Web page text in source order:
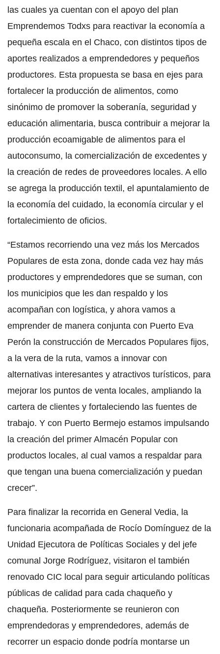
las cuales ya cuentan con el apoyo del plan
Emprendemos Todxs para reactivar la economía a
pequeña escala en el Chaco, con distintos tipos de
aportes realizados a emprendedores y pequeños
productores. Esta propuesta se basa en ejes para
fortalecer la producción de alimentos, como
sinónimo de promover la soberanía, seguridad y
educación alimentaria, busca contribuir a mejorar la
producción ecoamigable de alimentos para el
autoconsumo, la comercialización de excedentes y
la creación de redes de proveedores locales. A ello
se agrega la producción textil, el apuntalamiento de
la economía del cuidado, la economía circular y el
fortalecimiento de oficios.
“Estamos recorriendo una vez más los Mercados
Populares de esta zona, donde cada vez hay más
productores y emprendedores que se suman, con
los municipios que les dan respaldo y los
acompañan con logística, y ahora vamos a
emprender de manera conjunta con Puerto Eva
Perón la construcción de Mercados Populares fijos,
a la vera de la ruta, vamos a innovar con
alternativas interesantes y atractivos turísticos, para
mejorar los puntos de venta locales, ampliando la
cartera de clientes y fortaleciendo las fuentes de
trabajo. Y con Puerto Bermejo estamos impulsando
la creación del primer Almacén Popular con
productos locales, al cual vamos a respaldar para
que tengan una buena comercialización y puedan
crecer”.
Para finalizar la recorrida en General Vedia, la
funcionaria acompañada de Rocío Domínguez de la
Unidad Ejecutora de Políticas Sociales y del jefe
comunal Jorge Rodríguez, visitaron el también
renovado CIC local para seguir articulando políticas
públicas de calidad para cada chaqueño y
chaqueña. Posteriormente se reunieron con
emprendedoras y emprendedores, además de
recorrer un espacio donde podría montarse un